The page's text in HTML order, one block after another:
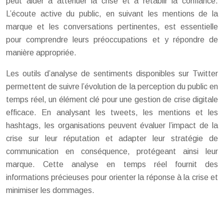
L’écoute active du public, en suivant les mentions de la
marque et les conversations pertinentes, est essentielle
pour comprendre leurs préoccupations et y répondre de
manière appropriée.
Les outils d’analyse de sentiments disponibles sur Twitter
permettent de suivre l’évolution de la perception du public en
temps réel, un élément clé pour une gestion de crise digitale
efficace. En analysant les tweets, les mentions et les
hashtags, les organisations peuvent évaluer l’impact de la
crise sur leur réputation et adapter leur stratégie de
communication en conséquence, protégeant ainsi leur
marque. Cette analyse en temps réel fournit des
informations précieuses pour orienter la réponse à la crise et
minimiser les dommages.